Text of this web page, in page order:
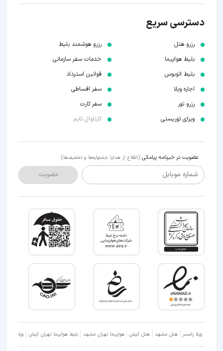
دسترسی سریع
رزرو هتل
بلیط هواپیما
بلیط اتوبوس
اجاره ویلا
رزرو تور
ویزای توریستی
رزرو هوشمند بلیط
خدمات سفر سازمانی
قوانین استرداد
سفر اقساطی
سفر کارت
کارناوال تایم
عضویت در خبرنامه پیامکی (اطلاع از هدایا جشنواره‌ها و تخفیف‌ها)
شماره موبایل عضویت
ویلا رامسر هتل مشهد هتل کیش هواپیما تهران مشهد بلیط هواپیما تهران کیش ویلا شمال